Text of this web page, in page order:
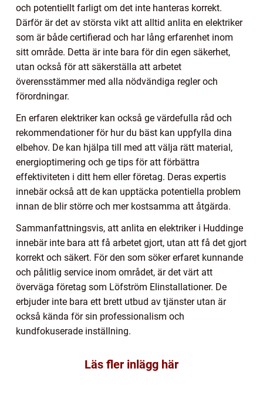
och potentiellt farligt om det inte hanteras korrekt.
Därför är det av största vikt att alltid anlita en elektriker
som är både certifierad och har lång erfarenhet inom
sitt område. Detta är inte bara för din egen säkerhet,
utan också för att säkerställa att arbetet
överensstämmer med alla nödvändiga regler och
förordningar.
En erfaren elektriker kan också ge värdefulla råd och
rekommendationer för hur du bäst kan uppfylla dina
elbehov. De kan hjälpa till med att välja rätt material,
energioptimering och ge tips för att förbättra
effektiviteten i ditt hem eller företag. Deras expertis
innebär också att de kan upptäcka potentiella problem
innan de blir större och mer kostsamma att åtgärda.
Sammanfattningsvis, att anlita en elektriker i Huddinge
innebär inte bara att få arbetet gjort, utan att få det gjort
korrekt och säkert. För den som söker erfaret kunnande
och pålitlig service inom området, är det värt att
överväga företag som Löfström Elinstallationer. De
erbjuder inte bara ett brett utbud av tjänster utan är
också kända för sin professionalism och
kundfokuserade inställning.
Läs fler inlägg här